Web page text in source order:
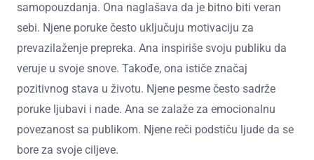
samopouzdanja. Ona naglašava da je bitno biti veran
sebi. Njene poruke često uključuju motivaciju za
prevazilaženje prepreka. Ana inspiriše svoju publiku da
veruje u svoje snove. Takođe, ona ističe značaj
pozitivnog stava u životu. Njene pesme često sadrže
poruke ljubavi i nade. Ana se zalaže za emocionalnu
povezanost sa publikom. Njene reči podstiču ljude da se
bore za svoje ciljeve.